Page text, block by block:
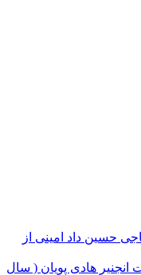
حسین داد امینی از
هادی پویان ( سال